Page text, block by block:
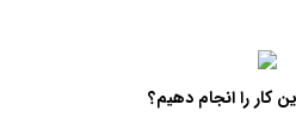
کار را انجام دهیم؟